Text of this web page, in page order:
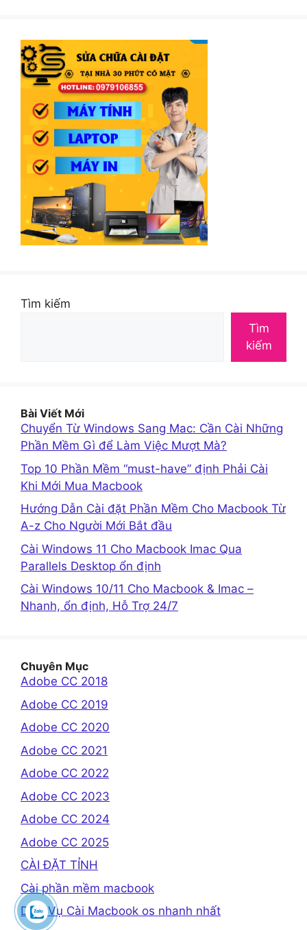
Tìm kiếm
Tìm
kiếm
Bài Viết Mới
Chuyển Từ Windows Sang Mac: Cần Cài Những
Phần Mềm Gì để Làm Việc Mượt Mà?
Top 10 Phần Mềm “must-have” định Phải Cài
Khi Mới Mua Macbook
Hướng Dẫn Cài đặt Phần Mềm Cho Macbook Từ
A-z Cho Người Mới Bắt đầu
Cài Windows 11 Cho Macbook Imac Qua
Parallels Desktop ổn định
Cài Windows 10/11 Cho Macbook & Imac –
Nhanh, ổn định, Hỗ Trợ 24/7
Chuyên Mục
Adobe CC 2018
Adobe CC 2019
Adobe CC 2020
Adobe CC 2021
Adobe CC 2022
Adobe CC 2023
Adobe CC 2024
Adobe CC 2025
CÀI ĐẶT TỈNH
Cài phần mềm macbook
Dịch Vụ Cài Macbook os nhanh nhất